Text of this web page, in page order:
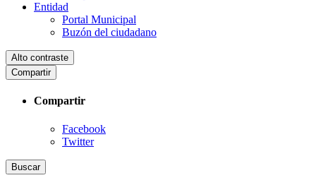
Entidad
Portal Municipal
Buzón del ciudadano
Alto contraste
Compartir
Compartir
Facebook
Twitter
Buscar